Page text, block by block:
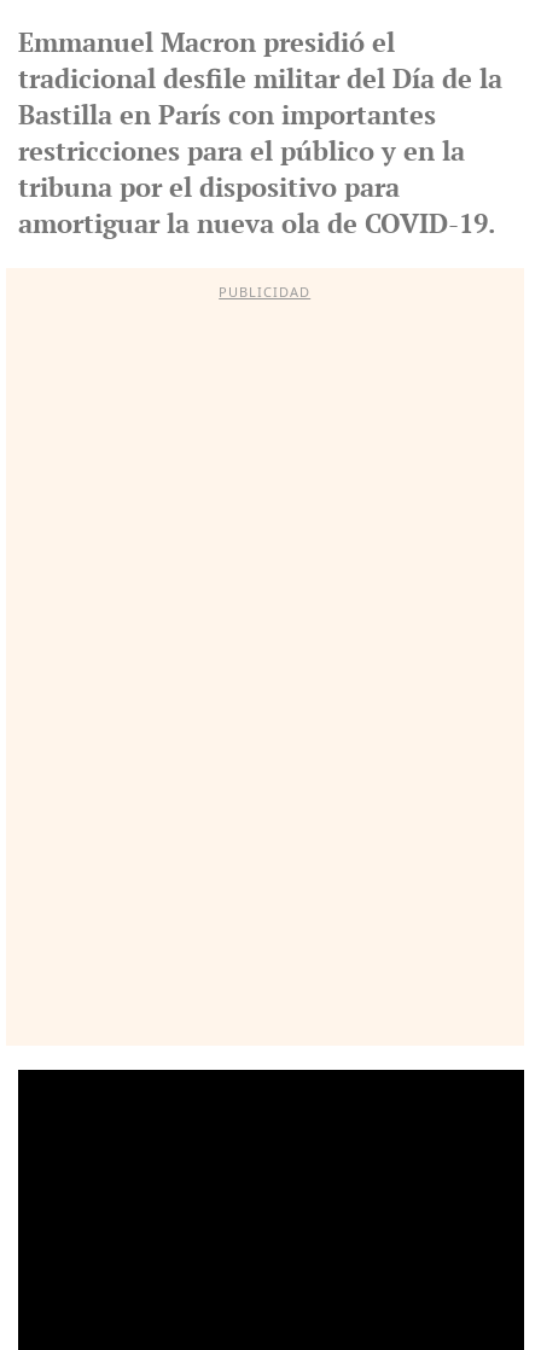
Emmanuel Macron presidió el
tradicional desfile militar del Día de la
Bastilla en París con importantes
restricciones para el público y en la
tribuna por el dispositivo para
amortiguar la nueva ola de COVID-19.
PUBLICIDAD